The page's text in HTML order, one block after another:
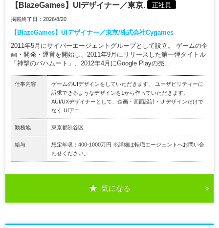
【BlazeGames】UIデザイナー／東京. 正社員
掲載終了日：2026/8/20
【BlazeGames】UIデザイナー／東京/株式会社Cygames
2011年5月にサイバーエージェントグループとして設立。 ゲームの企
画・開発・運営を開始し、2011年9月にリリースした第一弾タイトル
「神撃のバハムート」、2012年4月にGoogle Playの売...
仕事内容
ゲームのUIデザインをしていただきます。 ユーザビリティーに
訴求できるようなデザインを1から作っていただきます。
AUI/UXデザイナーとして、企画・画面設計・UIデザインだけで
なく UIアニ...
勤務地 東京都渋谷区
給与
想定年収：400-1000万円 ※詳細は転職エージェントへお問い合
わせください。
気になる